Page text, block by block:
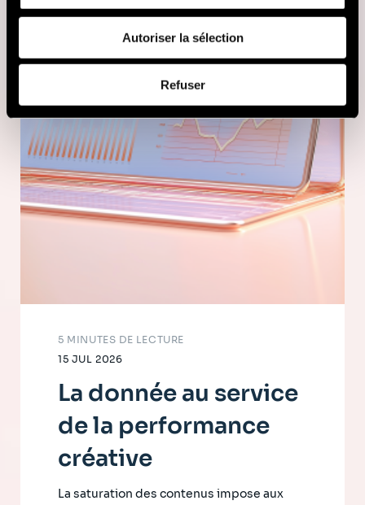
fournies ou qu'ils ont collectées lors de votre utilisation
de leurs services (cookies tiers).
vous pouvez nous contacter et comment nous traitons
Politique de protection des données à caractère
personnel.
Autoriser la sélection
Refuser
15 JUL 2026
5 MINUTES DE LECTURE
La donnée au service
de la performance
créative
La saturation des contenus impose aux